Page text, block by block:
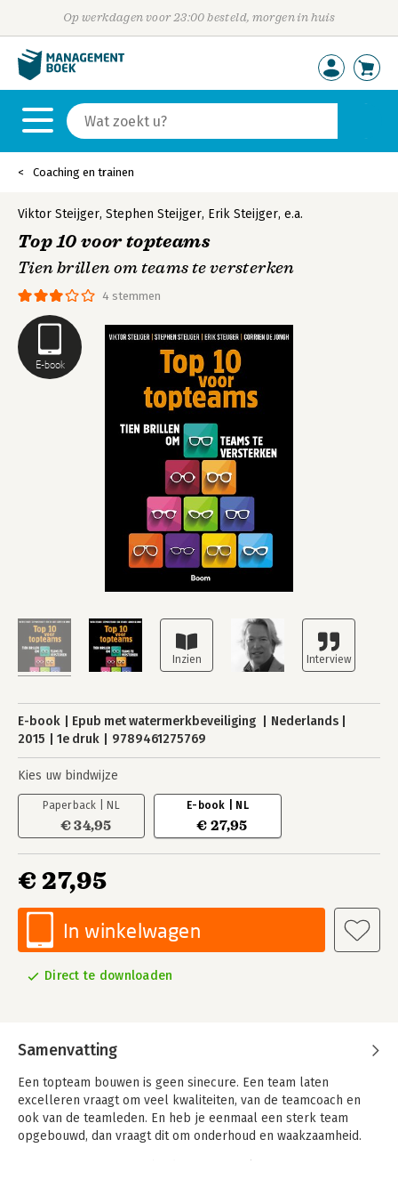
Op werkdagen voor 23:00 besteld, morgen in huis
Coaching en trainen
E-book
4 stemmen
Viktor Steijger, Stephen Steijger, Erik Steijger, e.a.
Top 10 voor topteams
Tien brillen om teams te versterken
E-book Epub met watermerkbeveiliging
Nederlands
2015
1e druk 9789461275769
Kies uw bindwijze
Paperback | NL
€ 34,95
E-book | NL
€ 27,95
€ 27,95
In winkelwagen
Direct te downloaden
Samenvatting
Een topteam bouwen is geen sinecure. Een team laten
excelleren vraagt om veel kwaliteiten, van de teamcoach en
ook van de teamleden. En heb je eenmaal een sterk team
opgebouwd, dan vraagt dit om onderhoud en waakzaamheid.